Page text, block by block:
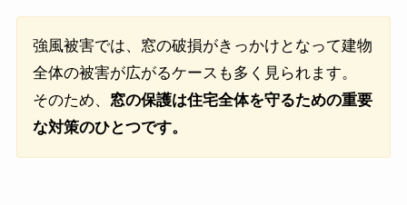
強風被害では、窓の破損がきっかけとなって建物
全体の被害が広がるケースも多く見られます。
そのため、 窓の保護は住宅全体を守るための重要
な対策のひとつです。